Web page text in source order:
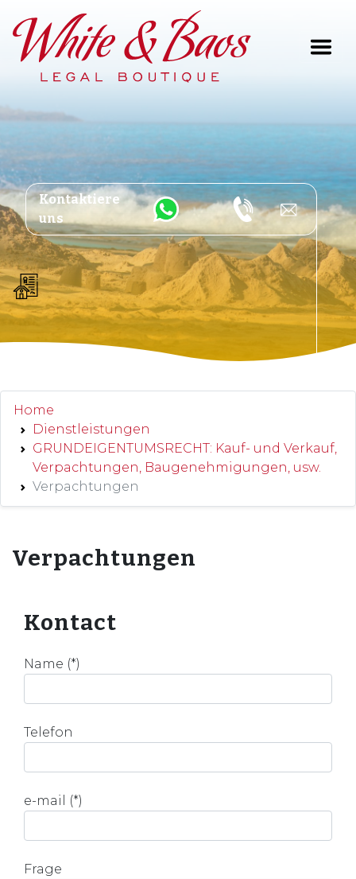
Main Navigation
Kontaktiere
uns
Home
Dienstleistungen
GRUNDEIGENTUMSRECHT: Kauf- und Verkauf,
Verpachtungen, Baugenehmigungen, usw.
Verpachtungen
Verpachtungen
Kontact
Name (*)
Telefon
e-mail (*)
Frage